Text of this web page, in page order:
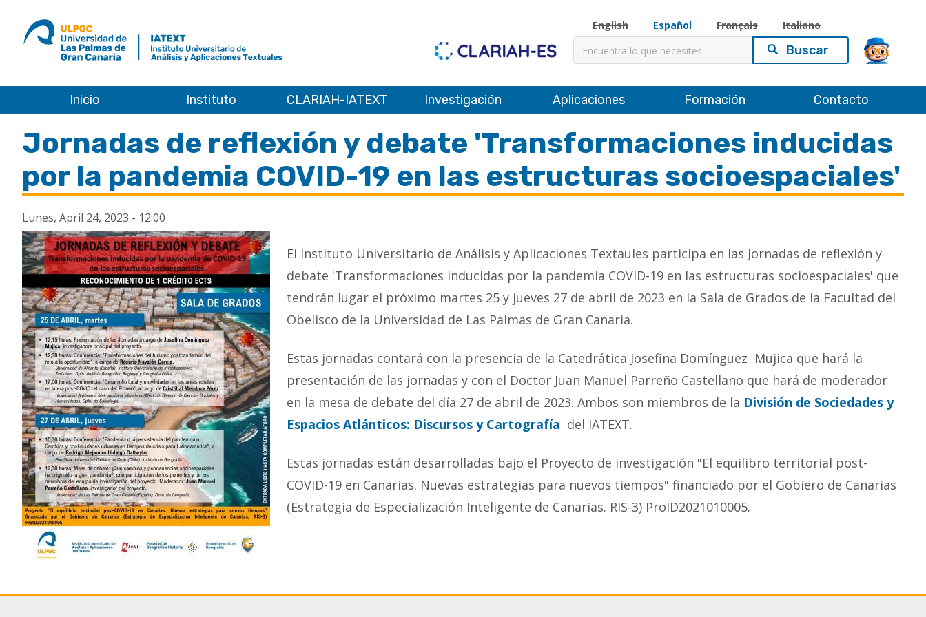
ULPGC
al
inicio
IATEXT
English Español Français
Italiano
Buscar
Inicio Instituto CLARIAH-IATEXT Investigación Aplicaciones Formación Contacto
Jornadas de reflexión y debate 'Transformaciones inducidas
por la pandemia COVID-19 en las estructuras socioespaciales'
Lunes, April 24, 2023 - 12:00
El Instituto Universitario de Análisis y Aplicaciones Textaules participa en las Jornadas de reflexión y
debate 'Transformaciones inducidas por la pandemia COVID-19 en las estructuras socioespaciales' que
tendrán lugar el próximo martes 25 y jueves 27 de abril de 2023 en la Sala de Grados de la Facultad del
Obelisco de la Universidad de Las Palmas de Gran Canaria.
Estas jornadas contará con la presencia de la Catedrática Josefina Domínguez Mujica que hará la
presentación de las jornadas y con el Doctor Juan Manuel Parreño Castellano que hará de moderador
en la mesa de debate del día 27 de abril de 2023. Ambos son miembros de la División de Sociedades y
Espacios Atlánticos: Discursos y Cartografía del IATEXT.
Estas jornadas están desarrolladas bajo el Proyecto de investigación "El equilibro territorial post-
COVID-19 en Canarias. Nuevas estrategias para nuevos tiempos" financiado por el Gobiero de Canarias
(Estrategia de Especialización Inteligente de Canarias. RIS-3) ProID2021010005.